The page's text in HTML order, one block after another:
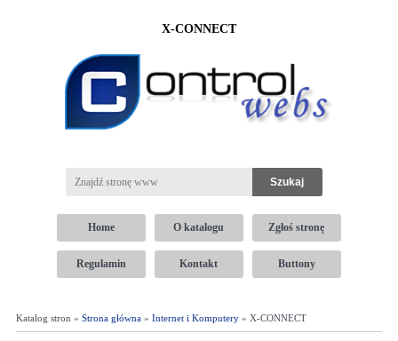
X-CONNECT
Home O katalogu Zgłoś stronę
Regulamin Kontakt Buttony
Katalog stron » Strona główna» Internet i Komputery» X-CONNECT